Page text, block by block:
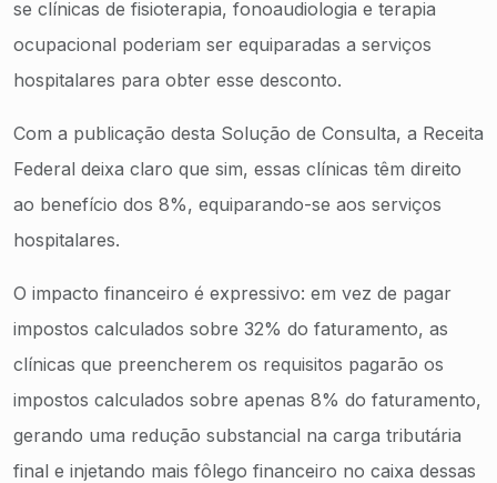
se clínicas de fisioterapia, fonoaudiologia e terapia
ocupacional poderiam ser equiparadas a serviços
hospitalares para obter esse desconto.
Com a publicação desta Solução de Consulta, a Receita
Federal deixa claro que sim, essas clínicas têm direito
ao benefício dos 8%, equiparando-se aos serviços
hospitalares.
O impacto financeiro é expressivo: em vez de pagar
impostos calculados sobre 32% do faturamento, as
clínicas que preencherem os requisitos pagarão os
impostos calculados sobre apenas 8% do faturamento,
gerando uma redução substancial na carga tributária
final e injetando mais fôlego financeiro no caixa dessas